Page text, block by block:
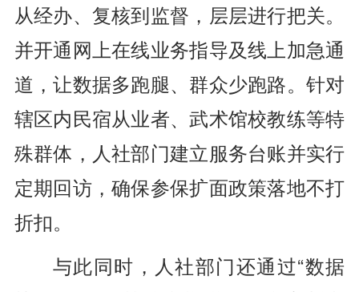
从经办、复核到监督，层层进行把关。
并开通网上在线业务指导及线上加急通
道，让数据多跑腿、群众少跑路。针对
辖区内民宿从业者、武术馆校教练等特
殊群体，人社部门建立服务台账并实行
定期回访，确保参保扩面政策落地不打
折扣。
与此同时，人社部门还通过“数据